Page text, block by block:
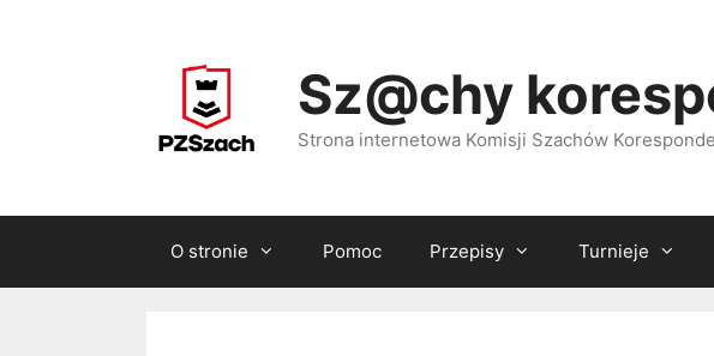
Sz@chy
Strona internetowa Komisji Szachów
O stronie Pomoc Przepisy Turnieje